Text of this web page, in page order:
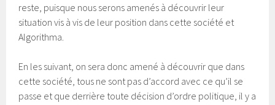
reste, puisque nous serons amenés à découvrir leur
situation vis à vis de leur position dans cette société et
Algorithma.
En les suivant, on sera donc amené à découvrir que dans
cette société, tous ne sont pas d’accord avec ce qu’il se
passe et que derrière toute décision d’ordre politique, il y a